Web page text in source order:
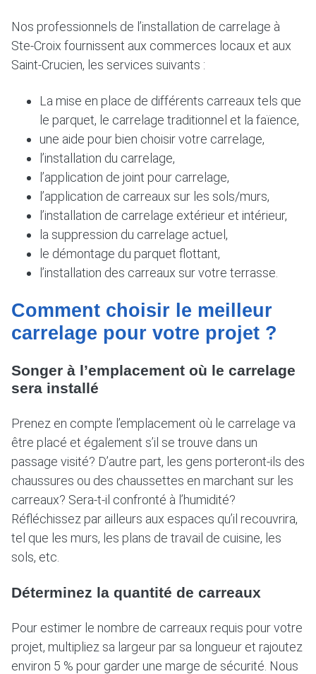
Nos professionnels de l’installation de carrelage à
Ste-Croix fournissent aux commerces locaux et aux
Saint-Crucien, les services suivants :
La mise en place de différents carreaux tels que
le parquet, le carrelage traditionnel et la faïence,
une aide pour bien choisir votre carrelage,
l’installation du carrelage,
l’application de joint pour carrelage,
l’application de carreaux sur les sols/murs,
l’installation de carrelage extérieur et intérieur,
la suppression du carrelage actuel,
le démontage du parquet flottant,
l’installation des carreaux sur votre terrasse.
Comment choisir le meilleur
carrelage pour votre projet ?
Songer à l’emplacement où le carrelage
sera installé
Prenez en compte l’emplacement où le carrelage va
être placé et également s’il se trouve dans un
passage visité? D’autre part, les gens porteront-ils des
chaussures ou des chaussettes en marchant sur les
carreaux? Sera-t-il confronté à l’humidité?
Réfléchissez par ailleurs aux espaces qu’il recouvrira,
tel que les murs, les plans de travail de cuisine, les
sols, etc.
Déterminez la quantité de carreaux
Pour estimer le nombre de carreaux requis pour votre
projet, multipliez sa largeur par sa longueur et rajoutez
environ 5 % pour garder une marge de sécurité. Nous